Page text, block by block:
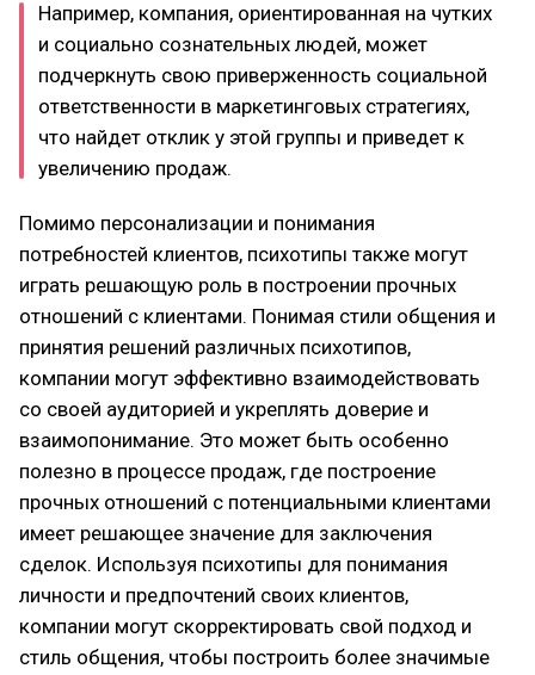
Например, компания, ориентированная на чутких
и социально сознательных людей, может
подчеркнуть свою приверженность социальной
ответственности в маркетинговых стратегиях,
что найдет отклик у этой группы и приведет к
увеличению продаж.
Помимо персонализации и понимания
потребностей клиентов, психотипы также могут
играть решающую роль в построении прочных
отношений с клиентами. Понимая стили общения и
принятия решений различных психотипов,
компании могут эффективно взаимодействовать
со своей аудиторией и укреплять доверие и
взаимопонимание. Это может быть особенно
полезно в процессе продаж, где построение
прочных отношений с потенциальными клиентами
имеет решающее значение для заключения
сделок. Используя психотипы для понимания
личности и предпочтений своих клиентов,
компании могут скорректировать свой подход и
стиль общения, чтобы построить более значимые